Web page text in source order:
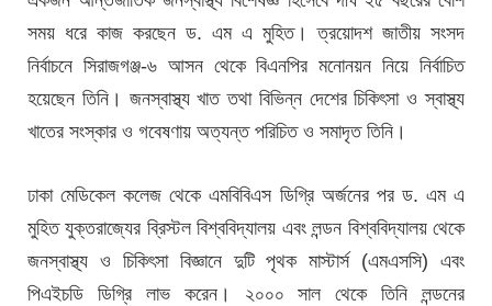
সময় ধরে কাজ করছেন ড. এম এ মুহিত। ত্রয়োদশ জাতীয় সংসদ
নির্বাচনে সিরাজগঞ্জ-৬ আসন থেকে বিএনপির মনোনয়ন নিয়ে নির্বাচিত
হয়েছেন তিনি। জনস্বাস্থ্য খাত তথা বিভিন্ন দেশের চিকিৎসা ও স্বাস্থ্য
খাতের সংস্কার ও গবেষণায় অত্যন্ত পরিচিত ও সমাদৃত তিনি।
ঢাকা মেডিকেল কলেজ থেকে এমবিবিএস ডিগ্রি অর্জনের পর ড. এম এ
মুহিত যুক্তরাজ্যের ব্রিস্টল বিশ্ববিদ্যালয় এবং লন্ডন বিশ্ববিদ্যালয় থেকে
জনস্বাস্থ্য ও চিকিৎসা বিজ্ঞানে দুটি পৃথক মাস্টার্স (এমএসসি) এবং
পিএইচডি ডিগ্রি লাভ করেন। ২০০০ সাল থেকে তিনি লন্ডনের